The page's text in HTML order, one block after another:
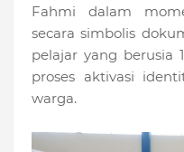
Fahmi dalam
secara simbolis
pelajar yang berusia
proses aktivasi
warga.